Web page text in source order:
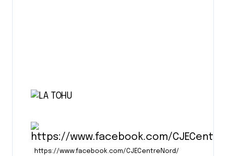
https://www.facebook.com/CJECentreNord/